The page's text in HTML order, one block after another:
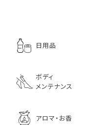
日用品
ボディ
メンテナンス
アロマ・お香